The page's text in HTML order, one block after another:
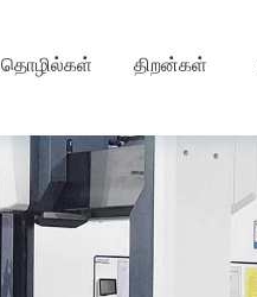
தொழில்கள் திறன்கள்